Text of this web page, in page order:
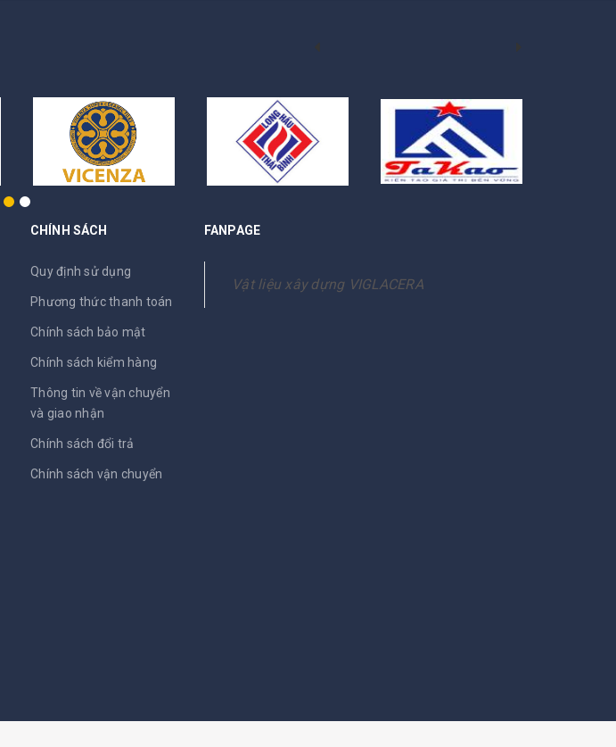
CHÍNH SÁCH
Quy định sử dụng
Phương thức thanh toán
Chính sách bảo mật
Chính sách kiểm hàng
Thông tin về vận chuyển
và giao nhận
Chính sách đổi trả
Chính sách vận chuyển
FANPAGE
Vật liệu xây dựng VIGLACERA